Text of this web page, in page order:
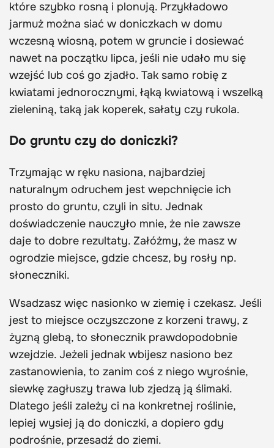
które szybko rosną i plonują. Przykładowo
jarmuż można siać w doniczkach w domu
wczesną wiosną, potem w gruncie i dosiewać
nawet na początku lipca, jeśli nie udało mu się
wzejść lub coś go zjadło. Tak samo robię z
kwiatami jednorocznymi, łąką kwiatową i wszelką
zieleniną, taką jak koperek, sałaty czy rukola.
Do gruntu czy do doniczki?
Trzymając w ręku nasiona, najbardziej
naturalnym odruchem jest wepchnięcie ich
prosto do gruntu, czyli in situ. Jednak
doświadczenie nauczyło mnie, że nie zawsze
daje to dobre rezultaty. Załóżmy, że masz w
ogrodzie miejsce, gdzie chcesz, by rosły np.
słoneczniki.
Wsadzasz więc nasionko w ziemię i czekasz. Jeśli
jest to miejsce oczyszczone z korzeni trawy, z
żyzną glebą, to słonecznik prawdopodobnie
wzejdzie. Jeżeli jednak wbijesz nasiono bez
zastanowienia, to zanim coś z niego wyrośnie,
siewkę zagłuszy trawa lub zjedzą ją ślimaki.
Dlatego jeśli zależy ci na konkretnej roślinie,
lepiej wysiej ją do doniczki, a dopiero gdy
podrośnie, przesadź do ziemi.